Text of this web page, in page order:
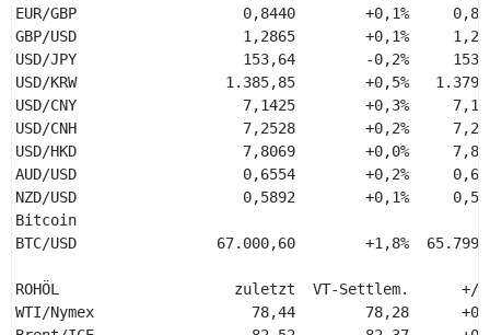
EUR/GBP                   0,8440        +0,1%
GBP/USD                   1,2865        +0,1%
USD/JPY                   153,64        -0,2%
USD/KRW                 1.385,85        +0,5%
USD/CNY                   7,1425        +0,3%
USD/CNH                   7,2528        +0,2%
USD/HKD                   7,8069        +0,0%
AUD/USD                   0,6554        +0,2%
NZD/USD                   0,5892        +0,1%
Bitcoin
BTC/USD                67.000,60        +1,8%
ROHÖL                    zuletzt  VT-Settlem.      +/-
WTI/Nymex                  78,44        78,28